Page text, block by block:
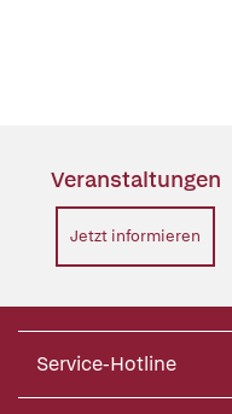
Veranstaltungen
Jetzt informieren
Service-Hotline